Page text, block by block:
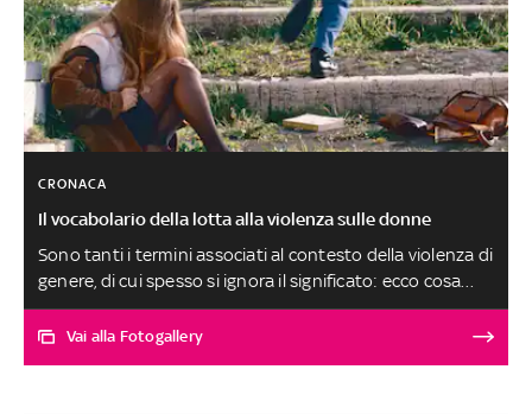
CRONACA
Il vocabolario della lotta alla violenza sulle donne
Sono tanti i termini associati al contesto della violenza di
genere, di cui spesso si ignora il significato: ecco cosa
sapere su espressioni come machismo, molestia
sessuale, cultura dello stupro e colpevolizzazione della
Vai alla Fotogallery